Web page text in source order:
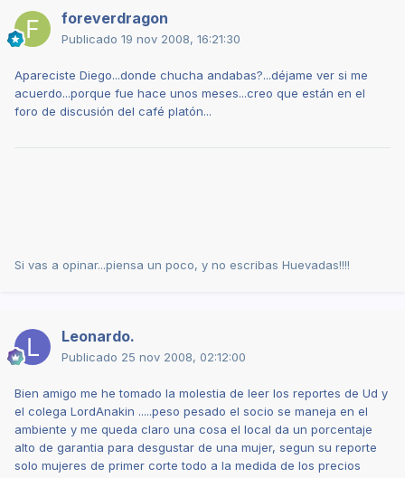
foreverdragon
Publicado 19 nov 2008, 16:21:30
Apareciste Diego...donde chucha andabas?...déjame ver si me
acuerdo...porque fue hace unos meses...creo que están en el
foro de discusión del café platón...
Si vas a opinar...piensa un poco, y no escribas Huevadas!!!!
Leonardo.
Publicado 25 nov 2008, 02:12:00
Bien amigo me he tomado la molestia de leer los reportes de Ud y
el colega LordAnakin .....peso pesado el socio se maneja en el
ambiente y me queda claro una cosa el local da un porcentaje
alto de garantia para desgustar de una mujer, segun su reporte
solo mujeres de primer corte todo a la medida de los precios